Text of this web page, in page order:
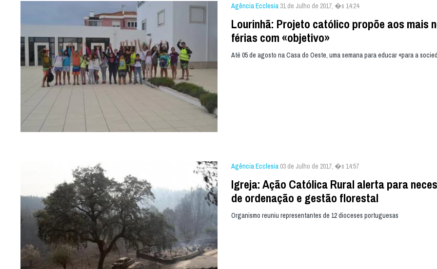
Agência Ecclesia 31 de Julho de 2017, �s 14:24
Lourinhã: Projeto católico propõe aos mais
férias com «objetivo»
Até 05 de agosto na Casa do Oeste, uma semana para educar «para a
Agência Ecclesia 03 de Julho de 2017, �s 14:57
Igreja: Ação Católica Rural alerta para
de ordenação e gestão florestal
Organismo reuniu representantes de 12 dioceses portuguesas